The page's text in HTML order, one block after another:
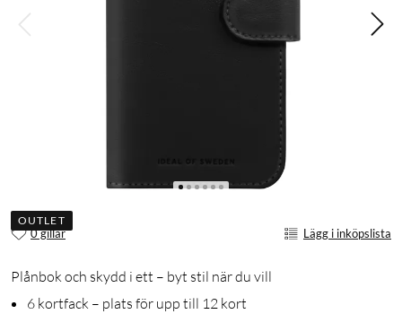
OUTLET
0 gillar Lägg i inköpslista
Plånbok och skydd i ett – byt stil när du vill
6 kortfack – plats för upp till 12 kort